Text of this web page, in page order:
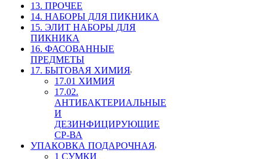
13. ПРОЧЕЕ
14. НАБОРЫ ДЛЯ ПИКНИКА
15. ЭЛИТ НАБОРЫ ДЛЯ
ПИКНИКА
16. ФАСОВАННЫЕ
ПРЕДМЕТЫ
17. БЫТОВАЯ ХИМИЯ
17.01 ХИМИЯ
17.02.
АНТИБАКТЕРИАЛЬНЫЕ
И
ДЕЗИНФИЦИРУЮЩИЕ
СР-ВА
УПАКОВКА ПОДАРОЧНАЯ
1 СУМКИ